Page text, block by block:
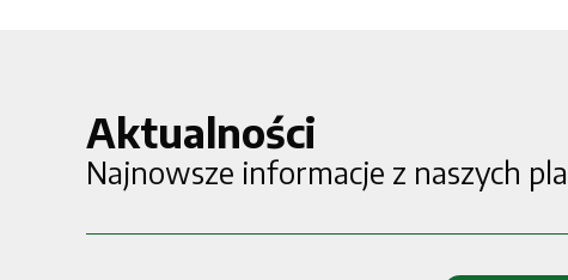
Aktualności
Najnowsze informacje z naszych